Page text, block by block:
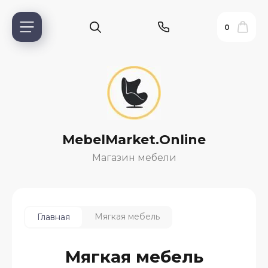
0
MebelMarket.Online
Магазин мебели
Главная Мягкая мебель
Мягкая мебель